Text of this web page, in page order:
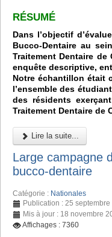
RÉSUMÉ
Dans l’objectif
Bucco-Dentaire au
Traitement Dentaire
enquête descriptive,
Notre échantillon était
l’ensemble des
des résidents
Traitement Dentaire de
Lire la suite...
Large campagne
bucco-dentaire
Catégorie : Nationales
Publication : 25 septembre
Mis à jour : 18 novembre
Affichages : 7360